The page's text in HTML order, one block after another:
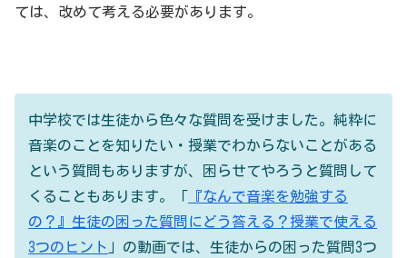
ては、改めて考える必要があります。
中学校では生徒から色々な質問を受けました。純粋に
音楽のことを知りたい・授業でわからないことがある
という質問もありますが、困らせてやろうと質問して
くることもあります。「 『なんで音楽を勉強する
の？』生徒の困った質問にどう答える？授業で使える
3つのヒント 」の動画では、生徒からの困った質問3つ